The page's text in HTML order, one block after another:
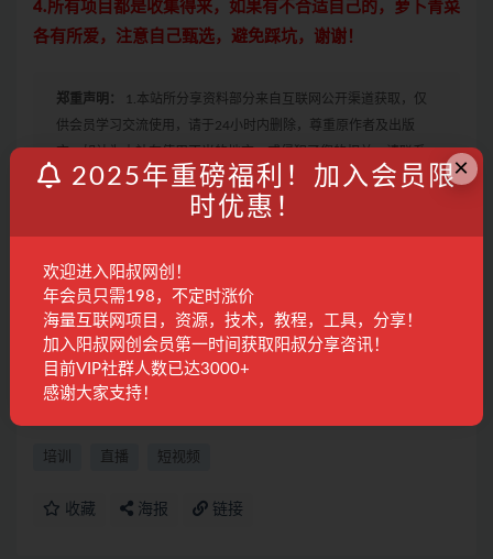
4.所有项目都是收集得来，如果有不合适自己的，萝卜青菜
各有所爱，注意自己甄选，避免踩坑，谢谢！
郑重声明：
1.本站所分享资料部分来自互联网公开渠道获取，仅
供会员学习交流使用，请于24小时内删除，尊重原作者及出版
方，如认为本站有使用不当的地方，或侵犯了您的权益，请联系
本站工作人员，我们会及时删除。如果遇到付费才可观看的文
章，建议升级本站VIP，全站所有资源“任意下免费看”。
辨测试，如遇充值环节或绑定支付账户或输入支付密码之类的异
常步骤，建议停止操作，是否有风险请自行甄别，本站概不负
责！
3. 有的教程如果出现无法下载或者无内容说明链接失效了，请联
系客服进行处理。
培训 直播 短视频
收藏 海报 链接
×
2025年重磅福利！加入会员限
时优惠！
欢迎进入阳叔网创！
年会员只需198，不定时涨价
海量互联网项目，资源，技术，教程，工具，分享！
加入阳叔网创会员第一时间获取阳叔分享咨讯！
目前VIP社群人数已达3000+
感谢大家支持！